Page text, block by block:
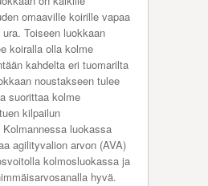
omaaville koirille vapaa
Toiseen luokkaan
koiralla olla kolme
kahdelta eri tuomarilta
noustakseen tulee
suorittaa kolme
kilpailun
luokassa
agilityvalion arvon (AVA)
kolmosluokassa ja
hyvä.